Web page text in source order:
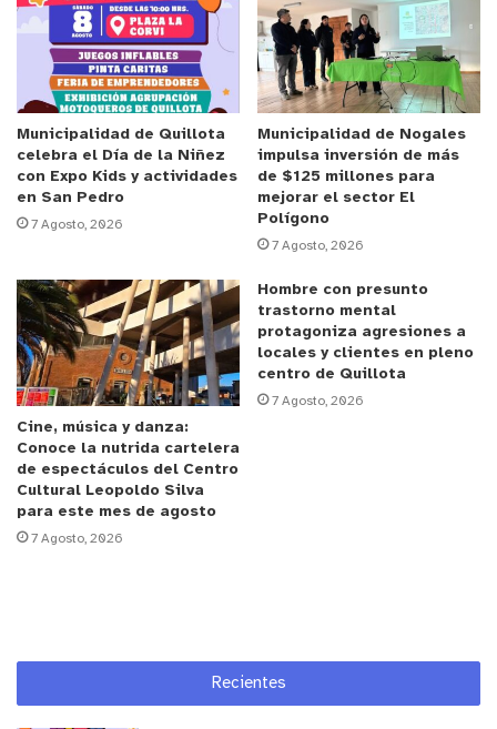
sala de computación, diseñaron los nuevos menús
con criterios de claridad visual y precisión
idiomática.
El proyecto concluyó el pasado jueves 30, cuando
las alumnas visitaron nuevamente los
establecimientos participantes para entregar
oficialmente los menús traducidos a sus
propietarios. Esta acción simbolizó el cierre de una
experiencia que combinó aprendizaje académico,
responsabilidad social y compromiso con el
entorno local.
La actividad, alineada con el sello educativo
bilingüe del colegio, permitió a las estudiantes
poner en práctica el idioma inglés de manera
significativa, al tiempo que reforzaron valores
como la colaboración, la empatía y el trabajo
comunitario.
Municipalidad de Quillota
celebra el Día de la Niñez
con Expo Kids y actividades
en San Pedro
7 Agosto, 2026
Municipalidad de Nogales
impulsa inversión de más
de $125 millones para
mejorar el sector El
Polígono
7 Agosto, 2026
Cine, música y danza:
Conoce la nutrida cartelera
de espectáculos del Centro
Cultural Leopoldo Silva
para este mes de agosto
7 Agosto, 2026
Hombre con presunto
trastorno mental
protagoniza agresiones a
locales y clientes en pleno
centro de Quillota
7 Agosto, 2026
Recientes